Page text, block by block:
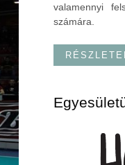
valamennyi
számára.